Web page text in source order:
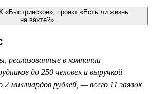
«Быстринское», проект «Есть ли жизнь
на вахте?»
реализованные в компании
до 250 человек и выручкой
миллиардов рублей, — всего 11 заявок